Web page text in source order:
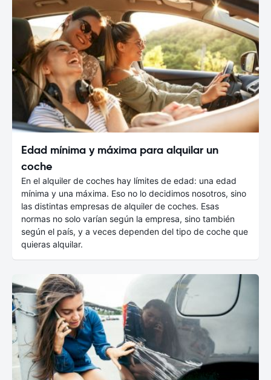
Edad mínima y máxima para alquilar un
coche
En el alquiler de coches hay límites de edad: una edad
mínima y una máxima. Eso no lo decidimos nosotros, sino
las distintas empresas de alquiler de coches. Esas
normas no solo varían según la empresa, sino también
según el país, y a veces dependen del tipo de coche que
quieras alquilar.